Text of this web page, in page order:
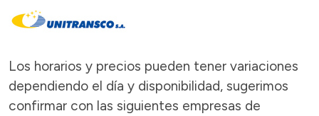
Los horarios y precios pueden tener variaciones
dependiendo el día y disponibilidad, sugerimos
confirmar con las siguientes empresas de